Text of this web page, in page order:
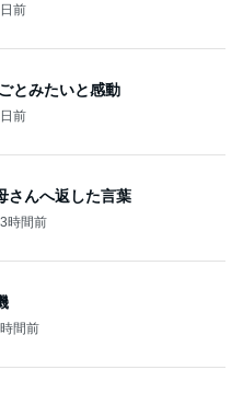
前
とみたいと感動
前
さんへ返した言葉
時間前
間前